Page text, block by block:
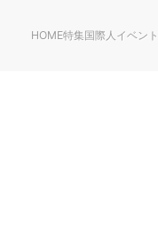
HOME特集国際人 イベント